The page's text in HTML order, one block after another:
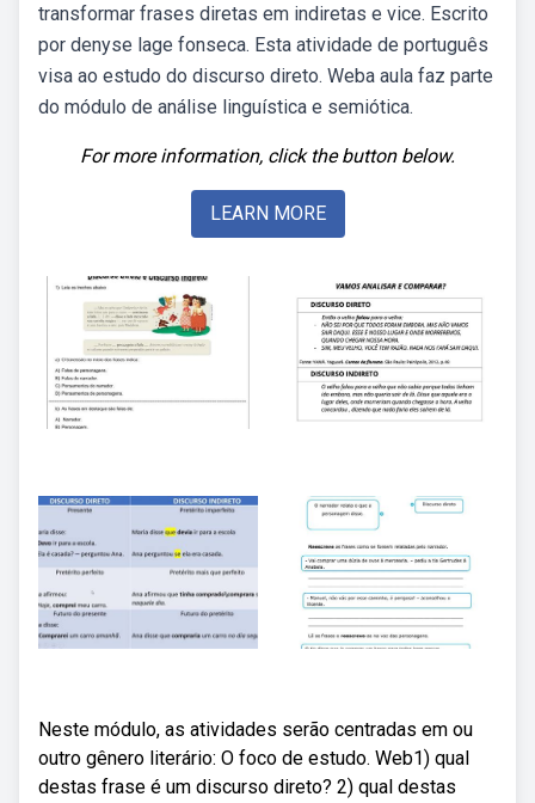
transformar frases diretas em indiretas e vice. Escrito
por denyse lage fonseca. Esta atividade de português
visa ao estudo do discurso direto. Weba aula faz parte
do módulo de análise linguística e semiótica.
For more information, click the button below.
LEARN MORE
Neste módulo, as atividades serão centradas em ou
outro gênero literário: O foco de estudo. Web1) qual
destas frase é um discurso direto? 2) qual destas